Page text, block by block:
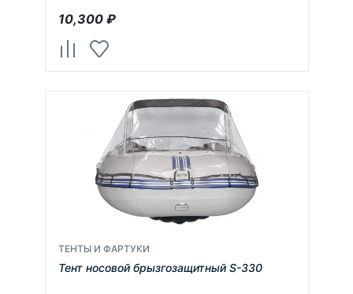
10,300₽
ТЕНТЫ И ФАРТУКИ
Тент носовой брызгозащитный S-330